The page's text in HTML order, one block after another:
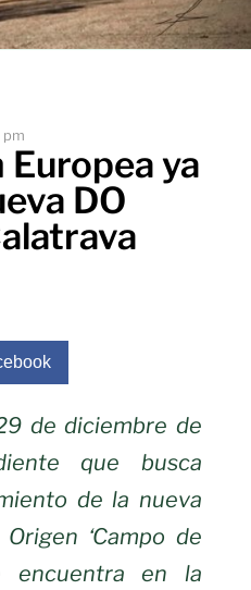
pm
ya
DO
de diciembre de
que busca
de la nueva
‘Campo de
encuentra en la